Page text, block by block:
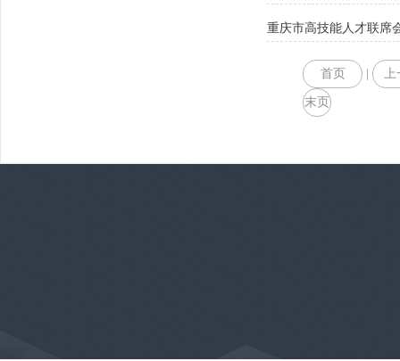
重庆市高技能人才联席
首页 上
末页